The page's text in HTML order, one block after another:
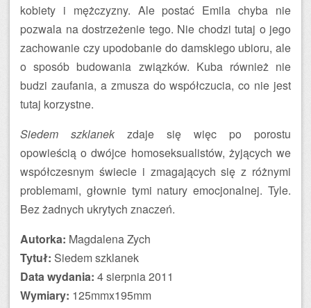
kobiety i mężczyzny. Ale postać Emila chyba nie
pozwala na dostrzeżenie tego. Nie chodzi tutaj o jego
zachowanie czy upodobanie do damskiego ubioru, ale
o sposób budowania związków. Kuba również nie
budzi zaufania, a zmusza do współczucia, co nie jest
tutaj korzystne.
Siedem szklanek zdaje się więc po porostu
opowieścią o dwójce homoseksualistów, żyjących we
współczesnym świecie i zmagających się z różnymi
problemami, głownie tymi natury emocjonalnej. Tyle.
Bez żadnych ukrytych znaczeń.
Autorka: Magdalena Zych
Tytuł: Siedem szklanek
Data wydania: 4 sierpnia 2011
Wymiary: 125mmx195mm